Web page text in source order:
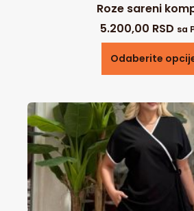
Roze sareni
5.200,00 RSD sa
Odaberite